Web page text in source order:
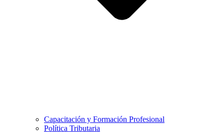
Capacitación y Formación Profesional
Política Tributaria